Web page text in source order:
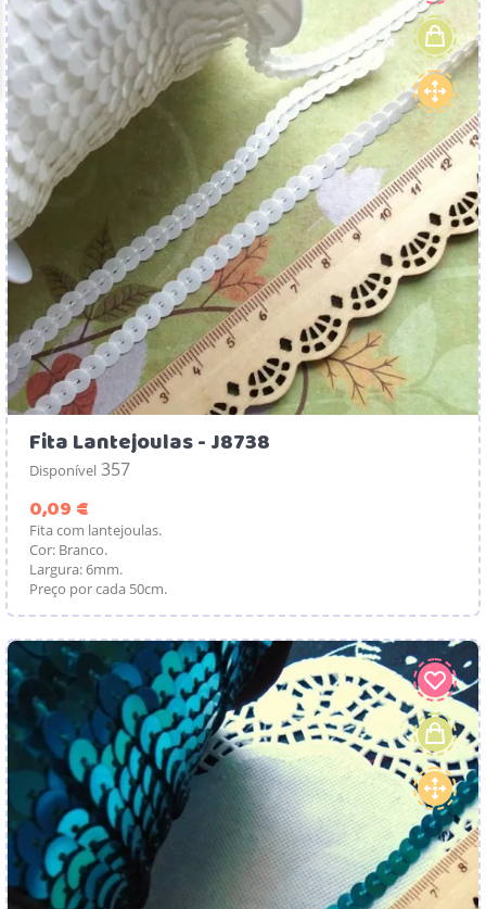
Fita Lantejoulas - J8738
Disponível 357
0,09 €
Fita com lantejoulas.
Cor: Branco.
Largura: 6mm.
Preço por cada 50cm.